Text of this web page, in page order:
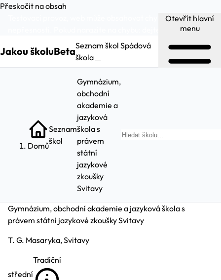
Přeskočit na obsah
Testovací provoz, web může obsahovat chyby a
dejte nám vědět.
Jakou školuBetaSeznam škol Spádová
škola
Otevřít hlavní
menu
Domů
Seznam
škol
Gymnázium,
obchodní
akademie a
jazyková
škola s
právem
státní
jazykové
zkoušky
Svitavy
Gymnázium, obchodní akademie a jazyková škola s
právem státní jazykové zkoušky Svitavy
T. G. Masaryka, Svitavy
střední
Tradiční